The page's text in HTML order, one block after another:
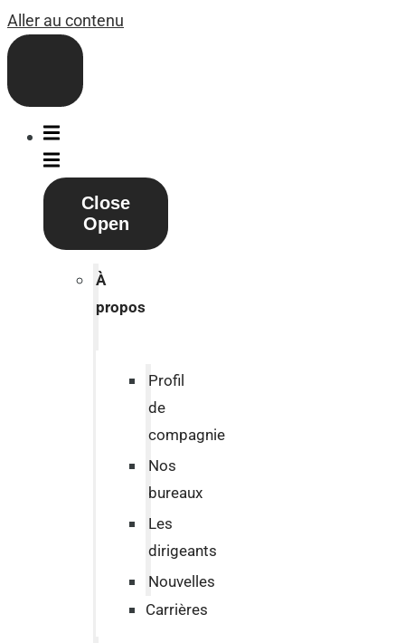
Aller au contenu
Close
Open
À
propos
Profil
de
compagnie
Nos
bureaux
Les
dirigeants
Nouvelles
Carrières